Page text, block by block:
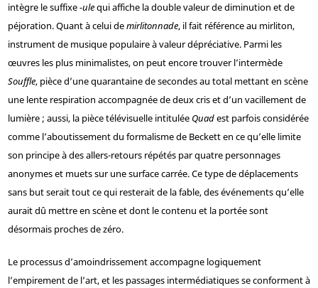
intègre le suffixe-ulequi affiche la double valeur de diminution et de
péjoration. Quant à celui demirlitonnade, il fait référence au mirliton,
instrument de musique populaire à valeur dépréciative. Parmi les
œuvres les plus minimalistes, on peut encore trouver l’intermède
Souffle, pièce d’une quarantaine de secondes au total mettant en scène
une lente respiration accompagnée de deux cris et d’un vacillement de
lumière ; aussi, la pièce télévisuelle intitulée Quadest parfois considérée
comme l’aboutissement du formalisme de Beckett en ce qu’elle limite
son principe à des allers-retours répétés par quatre personnages
anonymes et muets sur une surface carrée. Ce type de déplacements
sans but serait tout ce qui resterait de la fable, des événements qu’elle
aurait dû mettre en scène et dont le contenu et la portée sont
désormais proches de zéro.
Le processus d’amoindrissement accompagne logiquement
l’empirement de l’art, et les passages intermédiatiques se conforment à